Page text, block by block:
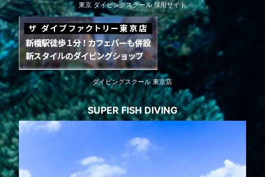
東京 ダイビングスクール 採用サイト
ダイビングスクール 東京店
SUPER FISH DIVING